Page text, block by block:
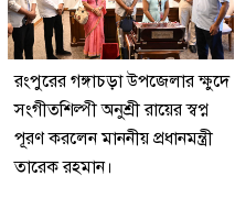
রংপুরের গঙ্গাচড়া উপজেলার ক্ষুদে
সংগীতশিল্পী অনুশ্রী রায়ের স্বপ্ন
পূরণ করলেন মাননীয় প্রধানমন্ত্রী
তারেক রহমান।